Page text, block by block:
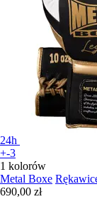
24h
+-3
1 kolorów
Metal Boxe
690,00 zł